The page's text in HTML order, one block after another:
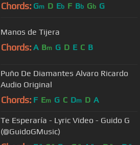
Chords: Gm D Eb F Bb Gb G
Manos de Tijera
Chords: A Bm G D E C B
Puño De Diamantes Alvaro Ricardo
Audio Original
Chords: F Em G C Dm D A
Te Esperaría - Lyric Video - Guido G
(@GuidoGMusic)